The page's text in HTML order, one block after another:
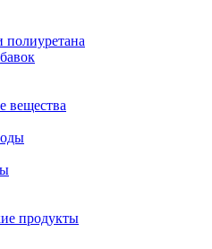
вещества
продукты